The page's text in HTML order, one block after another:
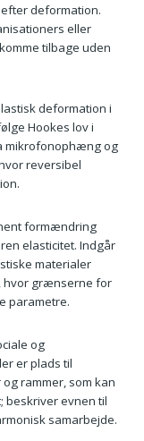
deformation.
eller
tilbage uden
deformation i
Hookes lov i
mikrofonophæng og
reversibel
formændring
elasticitet. Indgår
materialer
hvor grænserne for
parametre.
og
er plads til
rammer, som kan
evnen til
samarbejde.